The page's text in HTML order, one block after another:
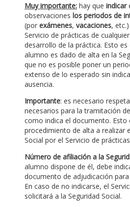
Muy importante: hay que indicar
observaciones los periodos de
(por exámenes, vacaciones,
Servicio de prácticas de
desarrollo de la práctica. Esto es
alumno es dado de alta en la
que no es posible poner un
extenso de lo esperado sin
ausencia.
Importante: es necesario
necesarios para la tramitación
como indica el documento. Esto
procedimiento de alta a realizar
Social por el Servicio de
Número de afiliación a la
alumno dispone de él, debe
documento de adjudicación
En caso de no indicarse, el
solicitará a la Seguridad Social.